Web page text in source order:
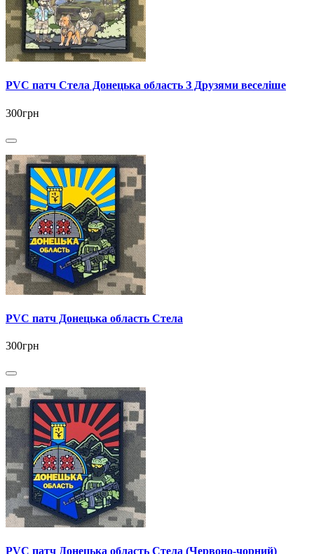
PVC патч Стела Донецька область З Друзями веселіше
300грн
PVC патч Донецька область Стела
300грн
PVC патч Донецька область Стела (Червоно-чорний)